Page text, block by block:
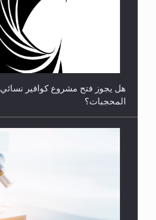
**الحصن الحصين من وساوس
هل يجوز فتح مشروع كوافير
المحجبات؟